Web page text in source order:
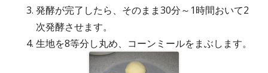
発酵が完了したら、そのまま30分～1時間おいて2
次発酵させます。
生地を8等分し丸め、コーンミールをまぶします。